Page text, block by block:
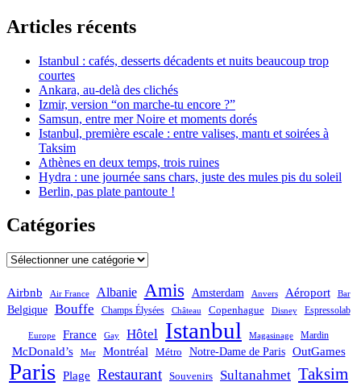
Articles récents
Istanbul : cafés, desserts décadents et nuits beaucoup trop
courtes
Ankara, au-delà des clichés
Izmir, version “on marche-tu encore ?”
Samsun, entre mer Noire et moments dorés
Istanbul, première escale : entre valises, mantı et soirées à
Taksim
Athènes en deux temps, trois ruines
Hydra : une journée sans chars, juste des mules pis du soleil
Berlin, pas plate pantoute !
Catégories
Catégories
Airbnb Air France Albanie Amis Amsterdam Anvers Aéroport Bar
Belgique Bouffe Champs Élysées Château Copenhague Disney Espressolab
Europe France Gay Hôtel Istanbul Magasinage Mardin
McDonald’s Mer Montréal Métro Notre-Dame de Paris OutGames
Paris Plage Restaurant Souvenirs Sultanahmet Taksim